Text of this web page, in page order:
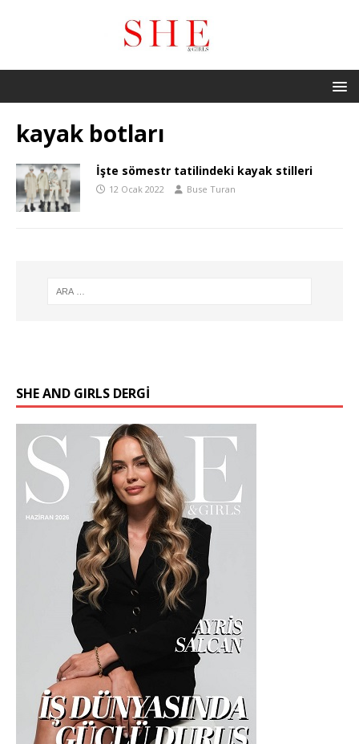
kayak botları
İşte sömestr tatilindeki kayak stilleri
12 Ocak 2022 Buse Turan
SHE AND GIRLS DERGİ